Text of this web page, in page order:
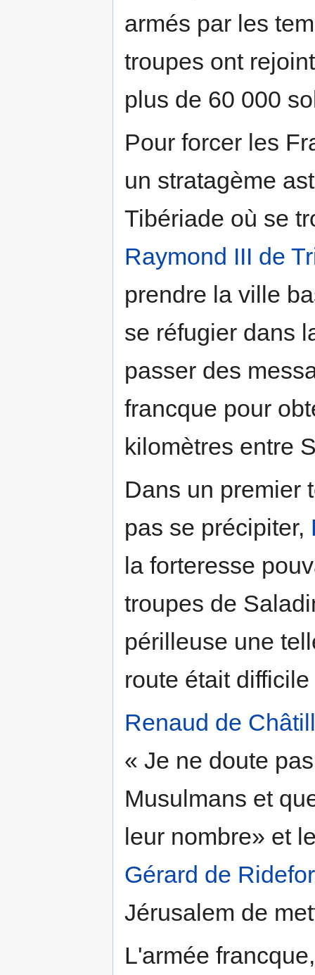
armés par les
troupes ont
plus de 60 000
Pour forcer les
un stratagème
Tibériade où se
Raymond III de
prendre la ville
se réfugier dans
passer des
francque pour
kilomètres entre
Dans un premier
pas se précipiter,
la forteresse
troupes de
périlleuse une
route était
Renaud de
« Je ne doute
Musulmans et
leur nombre» et
Gérard de
Jérusalem de
L'armée